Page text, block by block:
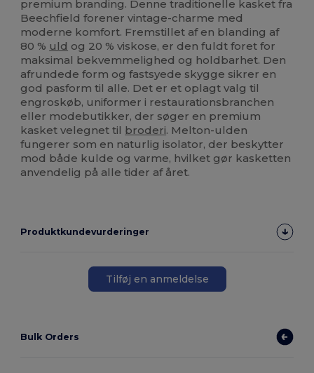
premium branding. Denne traditionelle kasket fra
Beechfield forener vintage-charme med
moderne komfort. Fremstillet af en blanding af
80 % uld og 20 % viskose, er den fuldt foret for
maksimal bekvemmelighed og holdbarhet. Den
afrundede form og fastsyede skygge sikrer en
god pasform til alle. Det er et oplagt valg til
engroskøb, uniformer i restaurationsbranchen
eller modebutikker, der søger en premium
kasket velegnet til broderi. Melton-ulden
fungerer som en naturlig isolator, der beskytter
mod både kulde og varme, hvilket gør kasketten
anvendelig på alle tider af året.
Produktkundevurderinger
Tilføj en anmeldelse
Bulk Orders